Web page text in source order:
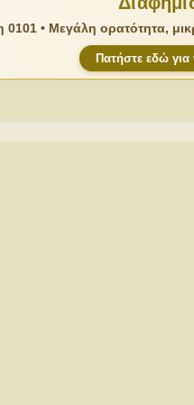
0101 • Μεγάλη ορατότητα,
Πατήστε εδώ